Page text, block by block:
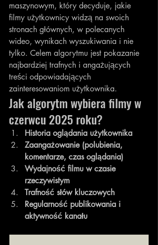
maszynowym, który decyduje, jakie
filmy użytkownicy widzą na swoich
stronach głównych, w polecanych
wideo, wynikach wyszukiwania i nie
tylko. Celem algorytmu jest pokazanie
najbardziej trafnych i angażujących
treści odpowiadających
zainteresowaniom użytkownika.
Jak algorytm wybiera filmy w
czerwcu 2025 roku?
Historia oglądania użytkownika
Zaangażowanie (polubienia,
komentarze, czas oglądania)
Wydajność filmu w czasie
rzeczywistym
Trafność słów kluczowych
Regularność publikowania i
aktywność kanału